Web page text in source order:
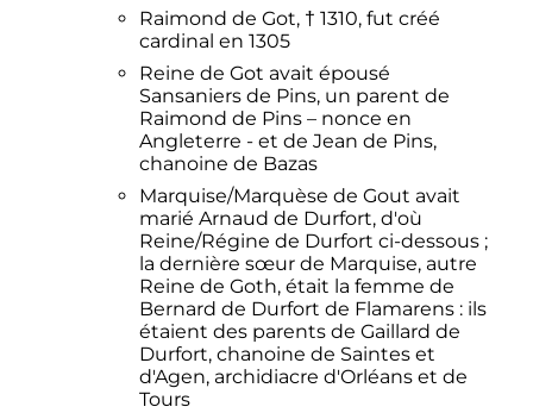
Raimond de Got, † 1310, fut créé
cardinal en 1305
Reine de Got avait épousé
Sansaniers de Pins, un parent de
Raimond de Pins – nonce en
Angleterre - et de Jean de Pins,
chanoine de Bazas
Marquise/Marquèse de Gout avait
marié Arnaud de Durfort, d'où
Reine/Régine de Durfort ci-dessous ;
la dernière sœur de Marquise, autre
Reine de Goth, était la femme de
Bernard de Durfort de Flamarens : ils
étaient des parents de Gaillard de
Durfort, chanoine de Saintes et
d'Agen, archidiacre d'Orléans et de
Tours